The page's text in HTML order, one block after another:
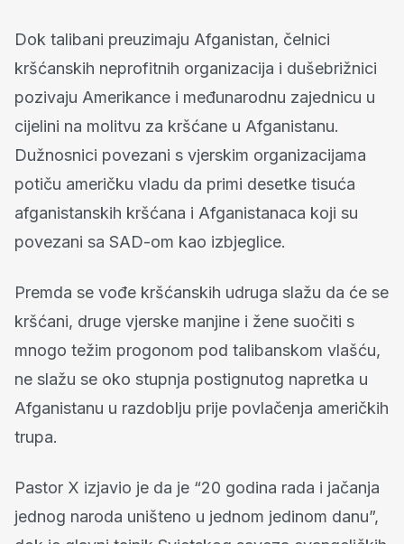
Dok talibani preuzimaju Afganistan, čelnici
kršćanskih neprofitnih organizacija i dušebrižnici
pozivaju Amerikance i međunarodnu zajednicu u
cijelini na molitvu za kršćane u Afganistanu.
Dužnosnici povezani s vjerskim organizacijama
potiču američku vladu da primi desetke tisuća
afganistanskih kršćana i Afganistanaca koji su
povezani sa SAD-om kao izbjeglice.
Premda se vođe kršćanskih udruga slažu da će se
kršćani, druge vjerske manjine i žene suočiti s
mnogo težim progonom pod talibanskom vlašću,
ne slažu se oko stupnja postignutog napretka u
Afganistanu u razdoblju prije povlačenja američkih
trupa.
Pastor X izjavio je da je “20 godina rada i jačanja
jednog naroda uništeno u jednom jedinom danu”,